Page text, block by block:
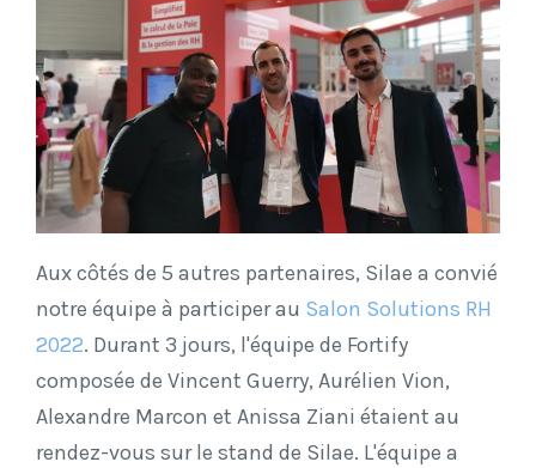
Aux côtés de 5 autres partenaires, Silae a convié
notre équipe à participer au Salon Solutions RH
2022. Durant 3 jours, l'équipe de Fortify
composée de Vincent Guerry, Aurélien Vion,
Alexandre Marcon et Anissa Ziani étaient au
rendez-vous sur le stand de Silae. L'équipe a